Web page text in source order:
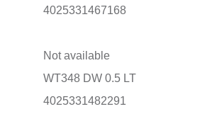
4025331467168
Not available
WT348 DW 0.5 LT
4025331482291